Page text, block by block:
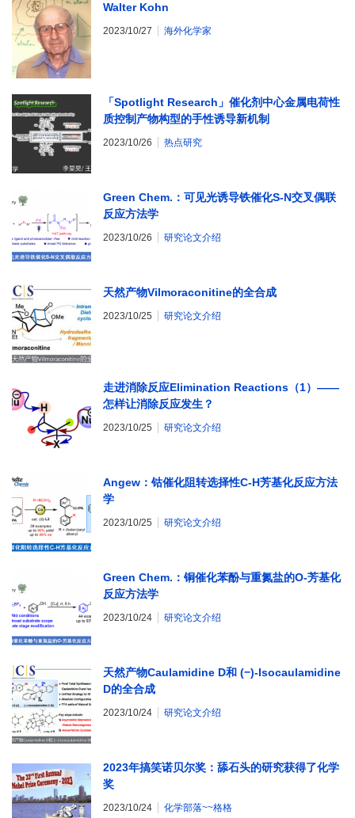
Walter Kohn
2023/10/27 海外化学家
「Spotlight Research」催化剂中心金属电荷性
质控制产物构型的手性诱导新机制
2023/10/26 热点研究
Green Chem.：可见光诱导铁催化S-N交叉偶联
反应方法学
2023/10/26 研究论文介绍
天然产物Vilmoraconitine的全合成
2023/10/25 研究论文介绍
走进消除反应Elimination Reactions（1）——
怎样让消除反应发生？
2023/10/25 研究论文介绍
Angew：钴催化阻转选择性C-H芳基化反应方法
学
2023/10/25 研究论文介绍
Green Chem.：铜催化苯酚与重氮盐的O-芳基化
反应方法学
2023/10/24 研究论文介绍
天然产物Caulamidine D和 (−)-Isocaulamidine
D的全合成
2023/10/24 研究论文介绍
2023年搞笑诺贝尔奖：舔石头的研究获得了化学
奖
2023/10/24 化学部落~~格格